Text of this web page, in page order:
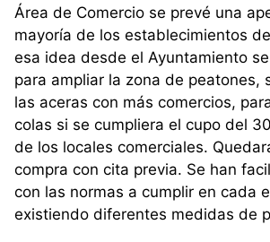
Área de Comercio se prevé una
mayoría de los establecimientos
esa idea desde el Ayuntamiento
para ampliar la zona de peatones,
las aceras con más comercios,
colas si se cumpliera el cupo del
de los locales comerciales.
compra con cita previa. Se han
con las normas a cumplir en cada
existiendo diferentes medidas de